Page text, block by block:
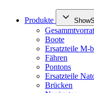
Produkte
Gesammtvorrat
Boote
Ersatzteile M-
Fähren
Pontons
Ersatzteile
Brücken